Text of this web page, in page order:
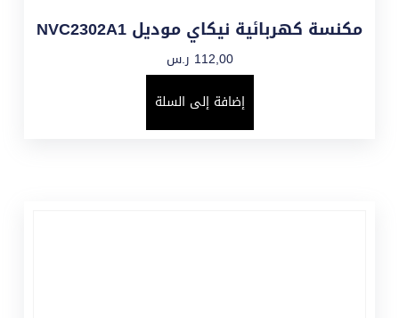
مكنسة كهربائية نيكاي موديل NVC2302A1
112,00 ر.س
إضافة إلى السلة